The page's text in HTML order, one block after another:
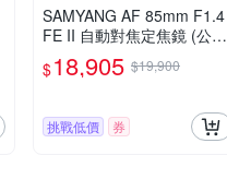
SAMYANG AF 85mm F1.4
FE II 自動對焦定焦鏡 (公司
貨 SONY FE接環)
$18,905 $19,900
挑戰低價 券